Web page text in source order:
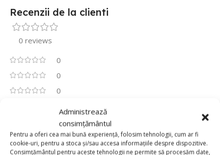
Administrează
consimțământul
Pentru a oferi cea mai bună experiență, folosim tehnologii, cum ar fi
cookie-uri, pentru a stoca și/sau accesa informațiile despre dispozitive.
Consimțământul pentru aceste tehnologii ne permite să procesăm date,
Recenzii de la clienti
0 reviews
0
0
0
0
Fii primul care scrii o recenzie pentru „Paie De Hârtie
Verzi, Set De 10 Bucăți”